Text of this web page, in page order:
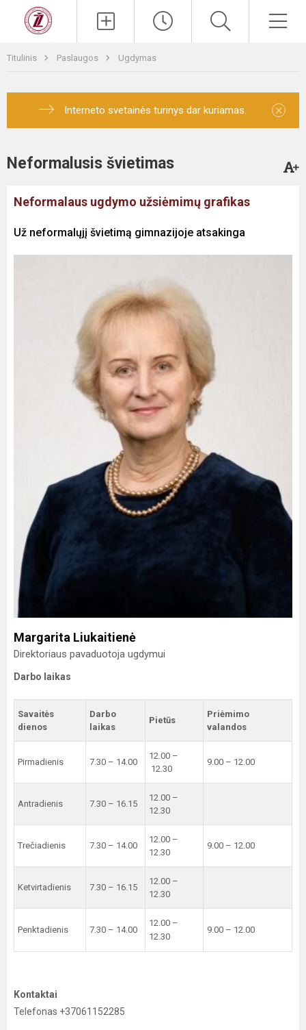
Titulinis Paslaugos Ugdymas
Interneto svetainės turinys dar kuriamas. ×
Neformalusis švietimas
Neformalaus ugdymo užsiėmimų grafikas
Už neformalųjį švietimą gimnazijoje atsakinga
Margarita Liukaitienė
Direktoriaus pavaduotoja ugdymui
Darbo laikas
Savaitės
dienos
Darbo
laikas
Pietūs
Priėmimo
valandos
Pirmadienis 7.30 – 14.00
12.00 –
12.30
9.00 – 12.00
Antradienis 7.30 – 16.15
12.00 –
12.30
Trečiadienis 7.30 – 14.00
12.00 –
12.30
9.00 – 12.00
Ketvirtadienis 7.30 – 16.15
12.00 –
12.30
Penktadienis 7.30 – 14.00
12.00 –
12.30
9.00 – 12.00
Kontaktai
Telefonas +37061152285